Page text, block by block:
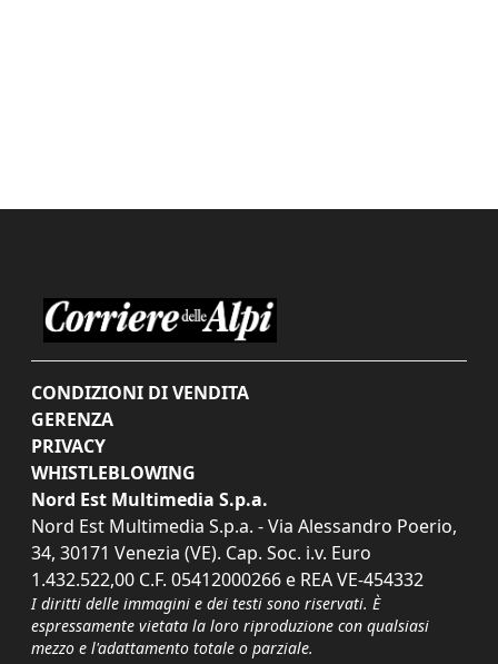
CONDIZIONI DI VENDITA
GERENZA
PRIVACY
WHISTLEBLOWING
Nord Est Multimedia S.p.a.
Nord Est Multimedia S.p.a. - Via Alessandro Poerio,
34, 30171 Venezia (VE). Cap. Soc. i.v. Euro
1.432.522,00 C.F. 05412000266 e REA VE-454332
I diritti delle immagini e dei testi sono riservati. È
espressamente vietata la loro riproduzione con qualsiasi
mezzo e l'adattamento totale o parziale.